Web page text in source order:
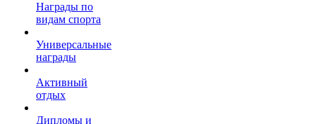
Награды по
видам спорта
Универсальные
награды
Активный
отдых
Дипломы и